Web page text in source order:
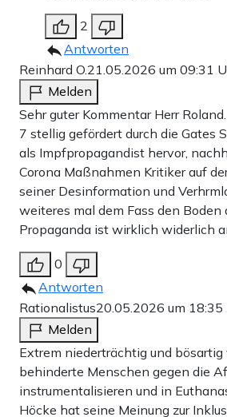
2
Antworten
Reinhard O. 21.05.2026 um 09:31
Melden
Sehr guter Kommentar Herr
7 stellig gefördert durch die Gates
als Impfpropagandist hervor,
Corona Maßnahmen Kritiker auf
seiner Desinformation und
weiteres mal dem Fass den Boden
Propaganda ist wirklich widerlich
0
Antworten
Rationalistus20.05.2026 um 18:35
Melden
Extrem niederträchtig und bösartig
behinderte Menschen gegen die
instrumentalisieren und in
Höcke hat seine Meinung zur